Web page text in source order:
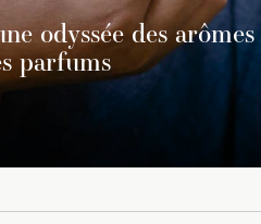
odyssée des arômes
parfums